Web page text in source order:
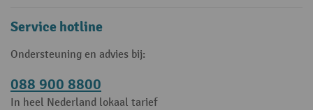
Service hotline
Ondersteuning en advies bij:
088 900 8800
In heel Nederland lokaal tarief